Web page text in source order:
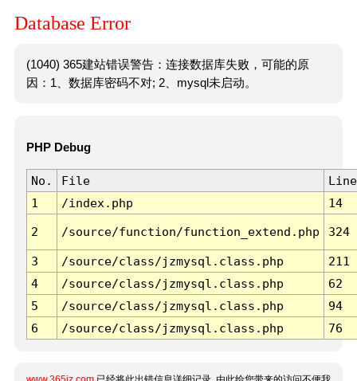
Database Error
(1040) 365建站错误警告：连接数据库失败，可能的原
因：1、数据库密码不对; 2、mysql未启动。
PHP Debug
No. File
Line
1
/index.php 14
2 /source/function/function_extend.php 324
3 /source/class/jzmysql.class.php
211
4
/source/class/jzmysql.class.php
62
5
/source/class/jzmysql.class.php
94
6
/source/class/jzmysql.class.php 76